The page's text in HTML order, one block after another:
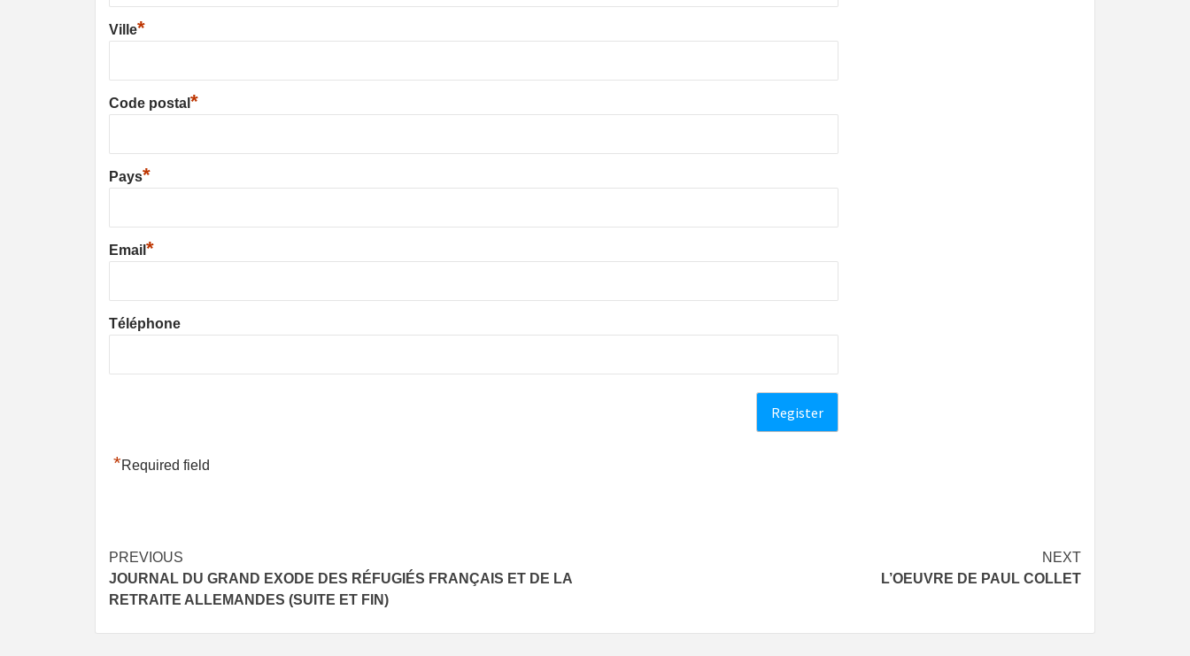
Ville*
Code postal *
Pays*
Email *
Téléphone
*Required field
Post
navigation
PREVIOUS
JOURNAL DU GRAND EXODE DES RÉFUGIÉS FRANÇAIS ET DE LA
RETRAITE ALLEMANDES (SUITE ET FIN)
NEXT
L’OEUVRE DE PAUL COLLET